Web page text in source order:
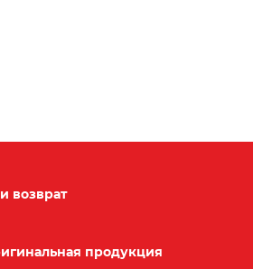
возврат
продукция